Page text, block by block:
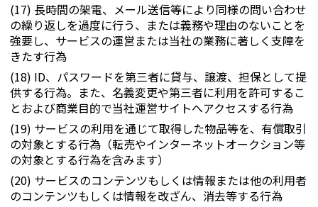
(17) 長時間の架電、メール送信等により同様の問い合わせ
の繰り返しを過度に行う、または義務や理由のないことを
強要し、サービスの運営または当社の業務に著しく支障を
きたす行為
(18) ID、パスワードを第三者に貸与、譲渡、担保として提
供する行為。また、名義変更や第三者に利用を許可するこ
とおよび商業目的で当社運営サイトへアクセスする行為
(19) サービスの利用を通じて取得した物品等を、有償取引
の対象とする行為（転売やインターネットオークション等
の対象とする行為を含みます）
(20) サービスのコンテンツもしくは情報または他の利用者
のコンテンツもしくは情報を改ざん、消去等する行為